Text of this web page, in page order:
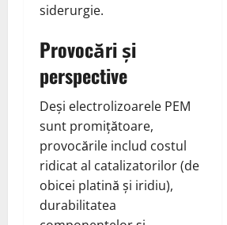
siderurgie.
Provocări și
perspective
Deși electrolizoarele PEM
sunt promițătoare,
provocările includ costul
ridicat al catalizatorilor (de
obicei platină și iridiu),
durabilitatea